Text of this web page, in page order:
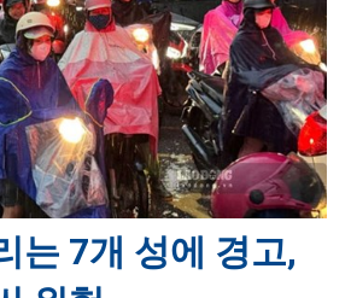
는 7개 성에 경고,